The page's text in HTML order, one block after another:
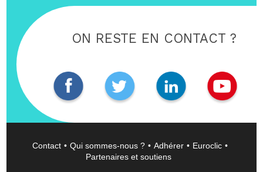
ON RESTE EN CONTACT ?
Contact Qui sommes-nous ? Adhérer
Euroclic
Partenaires et soutiens